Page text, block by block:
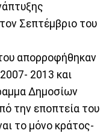
Σεπτέμβριο του
απορροφήθηκαν
2013 και
Δημοσίων
την εποπτεία του
το μόνο κράτος-